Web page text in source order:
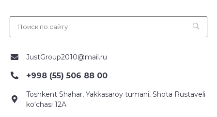
JustGroup2010@mail.ru
+998 (55) 506 88 00
Toshkent Shahar, Yakkasaroy tumani, Shota Rustaveli
ko‘chasi 12A